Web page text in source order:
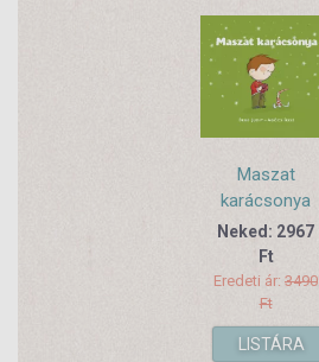
Maszat
karácsonya
Neked: 2967
Ft
Eredeti ár: 3490
Ft
LISTÁRA